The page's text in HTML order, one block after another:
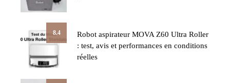
8.4
Robot aspirateur MOVA Z60 Ultra Roller
: test, avis et performances en conditions
réelles